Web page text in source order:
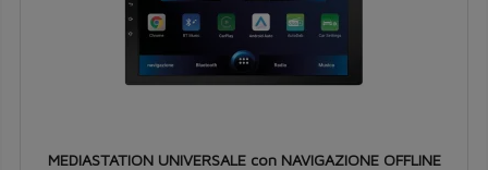
MEDIASTATION UNIVERSALE con NAVIGAZIONE OFFLINE